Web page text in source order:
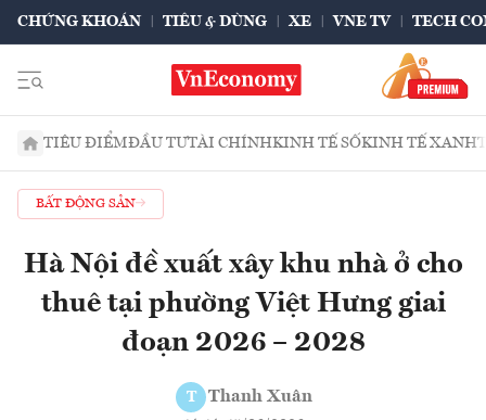
CHỨNG KHOÁN TIÊU & DÙNG XE VNE TV TECH
TIÊU ĐIỂMĐẦU TƯTÀI CHÍNHKINH TẾ SỐKINH TẾ XANH
BẤT ĐỘNG SẢN
Hà Nội đề xuất xây khu nhà ở cho
thuê tại phường Việt Hưng giai
đoạn 2026 – 2028
T Thanh Xuân